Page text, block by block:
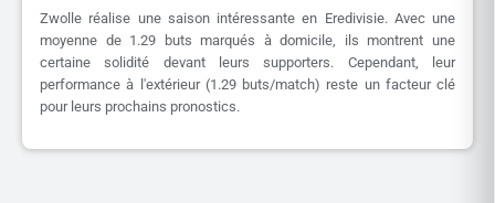
Zwolle réalise une saison intéressante en Eredivisie. Avec une
moyenne de 1.29 buts marqués à domicile, ils montrent une
certaine solidité devant leurs supporters. Cependant, leur
performance à l'extérieur (1.29 buts/match) reste un facteur clé
pour leurs prochains pronostics.